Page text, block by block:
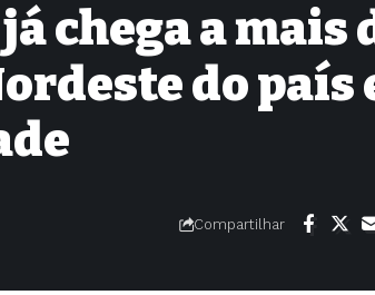
chega a mais
do país
Compartilhar